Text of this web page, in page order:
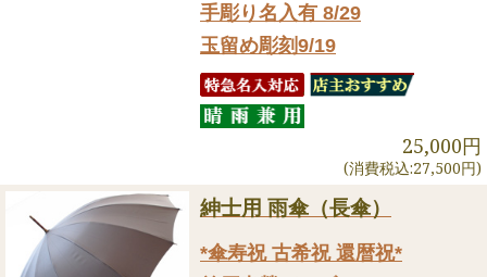
手彫り名入有 8/29
玉留め彫刻9/19
25,000円
(消費税込:27,500円)
紳士用 雨傘（長傘）
*傘寿祝 古希祝 還暦祝*